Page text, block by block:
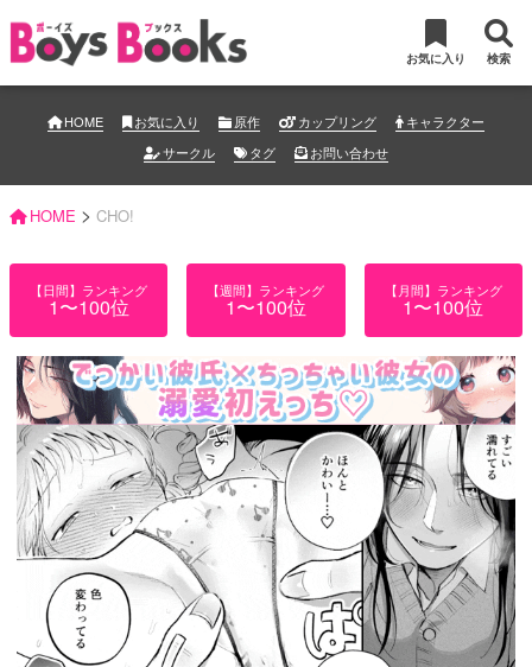
お気に入り 検索
HOME お気に入り 原作 カップリング
キャラクター
サークル
タグ お問い合わせ
HOME > CHO!
【日間】ランキング
1〜100位
【週間】ランキング
1〜100位
【月間】ランキング
1〜100位